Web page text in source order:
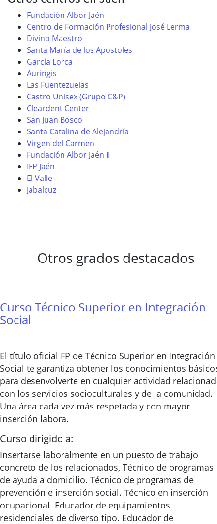
Fundación Albor Jaén
Centro de Formación Profesional José Lerma
Divino Maestro
Santa María de los Apóstoles
García Lorca
Auringis
Las Fuentezuelas
Castro Unisex (Grupo C&P)
Cleardent Center
San Juan Bosco
Santa Catalina de Alejandría
Virgen del Carmen
Fundación Albor Jaén II
IFP Jaén
El Valle
Jabalcuz
Otros grados destacados
Curso Técnico Superior en Integración
Social
El título oficial FP de Técnico Superior en Integración
Social te garantiza obtener los conocimientos
para desenvolverte en cualquier actividad
con los servicios socioculturales y de la comunidad.
Una área cada vez más respetada y con mayor
inserción labora.
Curso dirigido a:
Insertarse laboralmente en un puesto de trabajo
concreto de los relacionados, Técnico de programas
de ayuda a domicilio. Técnico de programas de
prevención e inserción social. Técnico en inserción
ocupacional. Educador de equipamientos
residenciales de diverso tipo. Educador de